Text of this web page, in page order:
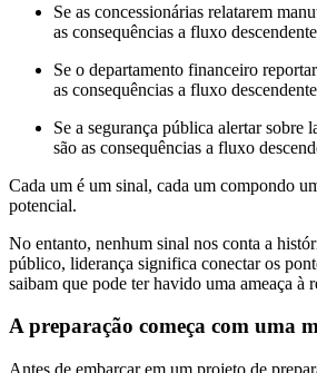
Se as concessionárias relatarem
as consequências a fluxo
Se o departamento financeiro
as consequências a fluxo
Se a segurança pública alertar sobre
são as consequências a fluxo
Cada um é um sinal, cada um compondo
potencial.
No entanto, nenhum sinal nos conta a
público, liderança significa conectar os
saibam que pode ter havido uma ameaça à
A preparação começa com uma
Antes de embarcar em um projeto de